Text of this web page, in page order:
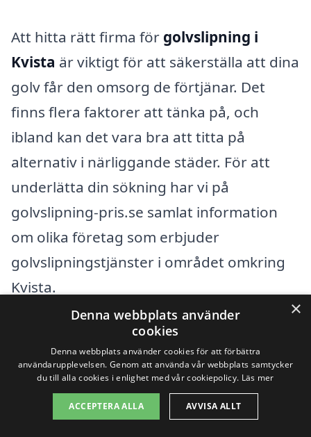
Att hitta rätt firma för golvslipning i
Kvista är viktigt för att säkerställa att dina
golv får den omsorg de förtjänar. Det
finns flera faktorer att tänka på, och
ibland kan det vara bra att titta på
alternativ i närliggande städer. För att
underlätta din sökning har vi på
golvslipning-pris.se samlat information
om olika företag som erbjuder
golvslipningstjänster i området omkring
Kvista.
Här är några städer nära Kvista där du
kan hitta professionella golvslipare:
Bromma
×
Denna webbplats använder
cookies
Denna webbplats använder cookies för att förbättra
användarupplevelsen. Genom att använda vår webbplats samtycker
du till alla cookies i enlighet med vår cookiepolicy. Läs mer
ACCEPTERA ALLA AVVISA ALLT